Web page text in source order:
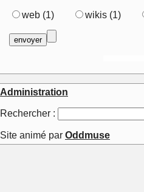
web (1) wikis (1)
Administration
Rechercher :
Site animé par Oddmuse